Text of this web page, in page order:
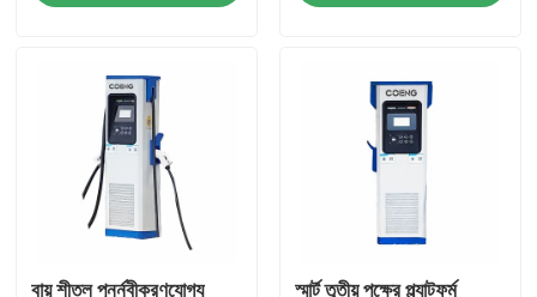
একটি উদ্ধৃতি অনুরোধ করুন
VFD পরিবর্তনশীল ফ্রিকোয়েন্সি ড্রাইভ
বায়ু শীতল পুনর্নবীকরণযোগ্য স্মার্ট তৃতীয় পক্ষের প্ল্যাটফর্ম